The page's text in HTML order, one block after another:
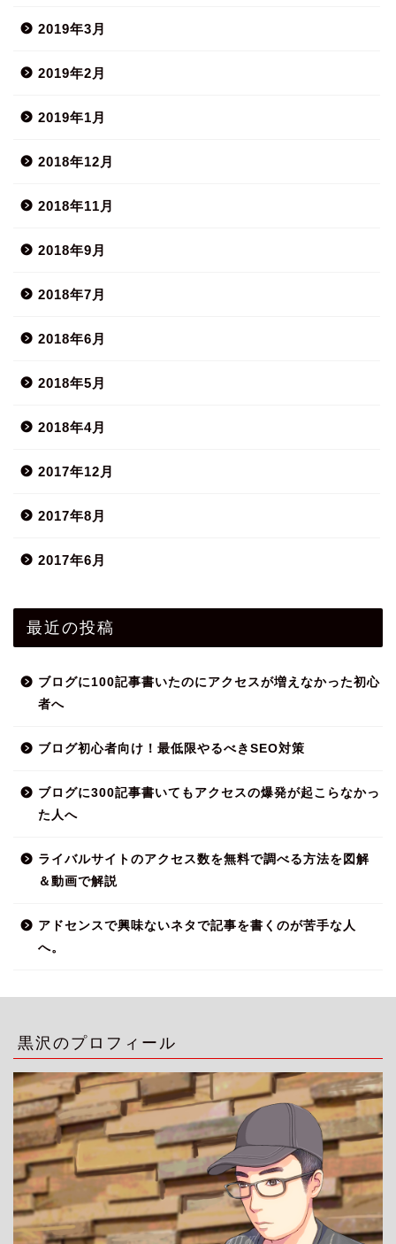
2019年3月
2019年2月
2019年1月
2018年12月
2018年11月
2018年9月
2018年7月
2018年6月
2018年5月
2018年4月
2017年12月
2017年8月
2017年6月
最近の投稿
ブログに100記事書いたのにアクセスが増えなかった初心
者へ
ブログ初心者向け！最低限やるべきSEO対策
ブログに300記事書いてもアクセスの爆発が起こらなかっ
た人へ
ライバルサイトのアクセス数を無料で調べる方法を図解
＆動画で解説
アドセンスで興味ないネタで記事を書くのが苦手な人
へ。
黒沢のプロフィール